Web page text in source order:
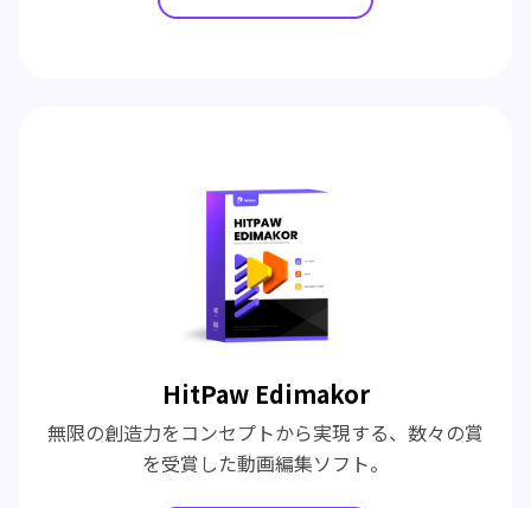
HitPaw Edimakor
無限の創造力をコンセプトから実現する、数々の賞
を受賞した動画編集ソフト。